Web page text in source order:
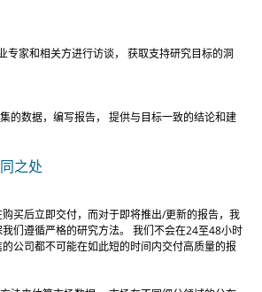
专家和相关方进行访谈， 获取支持研究目标的洞
的数据，编写报告， 提供与目标一致的结论和建
之处
购买后立即交付，而对于即将推出/更新的报告，我
们遵循严格的研究方法。 我们不会在24至48小时
公司都不可能在如此短的时间内交付高质量的报